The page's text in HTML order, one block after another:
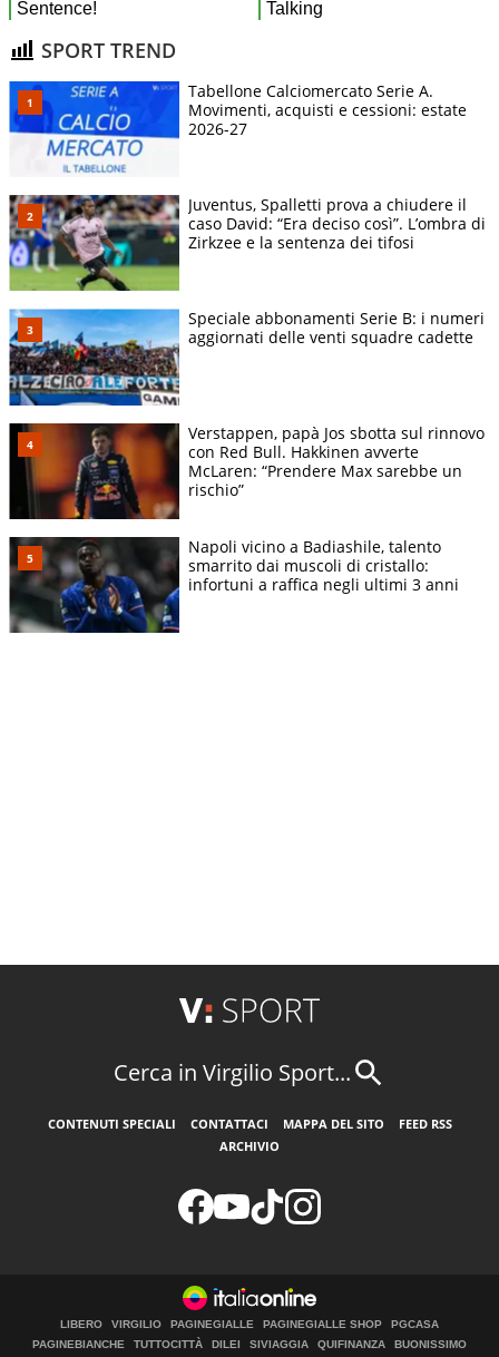
SPORT TREND
Tabellone Calciomercato Serie A.
Movimenti, acquisti e cessioni: estate
2026-27
Juventus, Spalletti prova a chiudere il
caso David: “Era deciso così”. L’ombra di
Zirkzee e la sentenza dei tifosi
Speciale abbonamenti Serie B: i numeri
aggiornati delle venti squadre cadette
Verstappen, papà Jos sbotta sul rinnovo
con Red Bull. Hakkinen avverte
McLaren: “Prendere Max sarebbe un
rischio”
Napoli vicino a Badiashile, talento
smarrito dai muscoli di cristallo:
infortuni a raffica negli ultimi 3 anni
Cerca in Virgilio Sport...
CONTENUTI SPECIALI CONTATTACI MAPPA DEL SITO
FEED RSS
ARCHIVIO
LIBERO VIRGILIO PAGINEGIALLE PAGINEGIALLE SHOP
PGCASA
PAGINEBIANCHE
TUTTOCITTÀ DILEI SIVIAGGIA QUIFINANZA BUONISSIMO